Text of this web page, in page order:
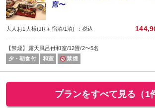
席〜
大人お1人様(JR＋宿泊/1泊) ：税込
【禁煙】露天風呂付和室/12畳/2〜5名
夕・朝食付
和室 禁煙
プランをすべて見る（1